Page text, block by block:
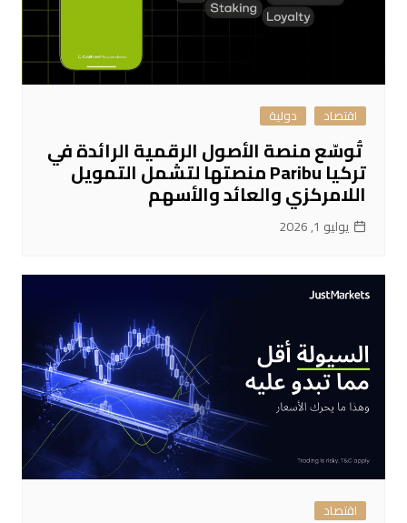
اقتصاد دولية
تُوسّع منصة الأصول الرقمية الرائدة في
تركيا Paribu منصتها لتشمل التمويل
اللامركزي والعائد والأسهم
يوليو 1, 2026
اقتصاد